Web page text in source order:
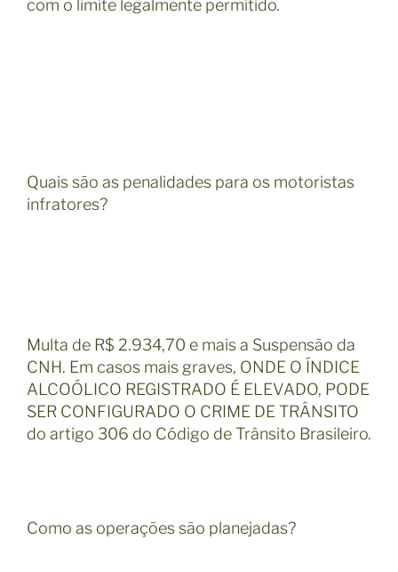
com o limite legalmente permitido.
Quais são as penalidades para os motoristas
infratores?
Multa de R$ 2.934,70 e mais a Suspensão da
CNH. Em casos mais graves, ONDE O ÍNDICE
ALCOÓLICO REGISTRADO É ELEVADO, PODE
SER CONFIGURADO O CRIME DE TRÂNSITO
do artigo 306 do Código de Trânsito Brasileiro.
Como as operações são planejadas?